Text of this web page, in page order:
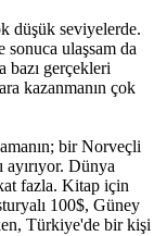
düşük seviyelerde.
sonuca ulaşsam da
bazı gerçekleri
kazanmanın çok
bir Norveçli
Dünya
fazla. Kitap için
100$, Güney
Türkiye'de bir kişi